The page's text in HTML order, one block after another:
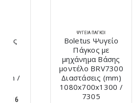
Boletus Ψυγείο
Πάγκος με
μηχάνημα Βάσης
μοντέλο BRV7300
Διαστάσεις (mm)
1080x700x1300 /